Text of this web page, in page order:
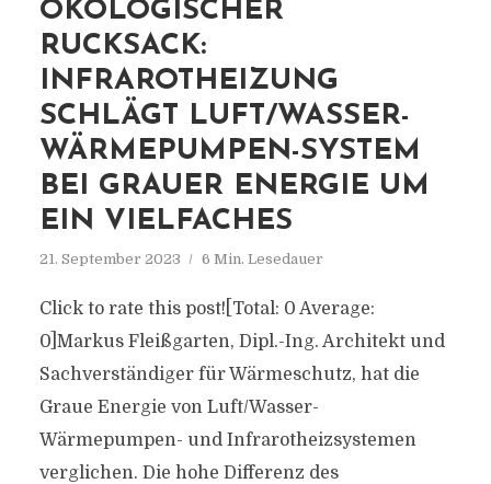
ÖKOLOGISCHER
RUCKSACK:
INFRAROTHEIZUNG
SCHLÄGT LUFT/WASSER-
WÄRMEPUMPEN-SYSTEM
BEI GRAUER ENERGIE UM
EIN VIELFACHES
21. September 2023 6 Min. Lesedauer
Click to rate this post![Total: 0 Average:
0]Markus Fleißgarten, Dipl.-Ing. Architekt und
Sachverständiger für Wärmeschutz, hat die
Graue Energie von Luft/Wasser-
Wärmepumpen- und Infrarotheizsystemen
verglichen. Die hohe Differenz des